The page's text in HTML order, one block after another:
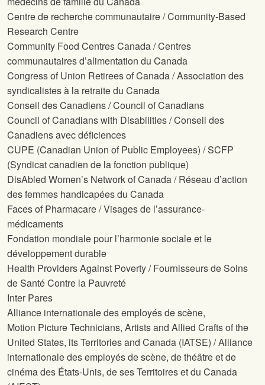
Centre de recherche communautaire / Community-Based
Research Centre
Community Food Centres Canada / Centres
communautaires d’alimentation du Canada
Congress of Union Retirees of Canada / Association des
syndicalistes à la retraite du Canada
Conseil des Canadiens / Council of Canadians
Council of Canadians with Disabilities / Conseil des
Canadiens avec déficiences
CUPE (Canadian Union of Public Employees) / SCFP
(Syndicat canadien de la fonction publique)
DisAbled Women’s Network of Canada / Réseau d’action
des femmes handicapées du Canada
Faces of Pharmacare / Visages de l’assurance-
médicaments
Fondation mondiale pour l’harmonie sociale et le
développement durable
Health Providers Against Poverty / Fournisseurs de Soins
de Santé Contre la Pauvreté
Inter Pares
Alliance internationale des employés de scène,
Motion Picture Technicians, Artists and Allied Crafts of the
United States, its Territories and Canada (IATSE) / Alliance
internationale des employés de scène, de théâtre et de
cinéma des États-Unis, de ses Territoires et du Canada